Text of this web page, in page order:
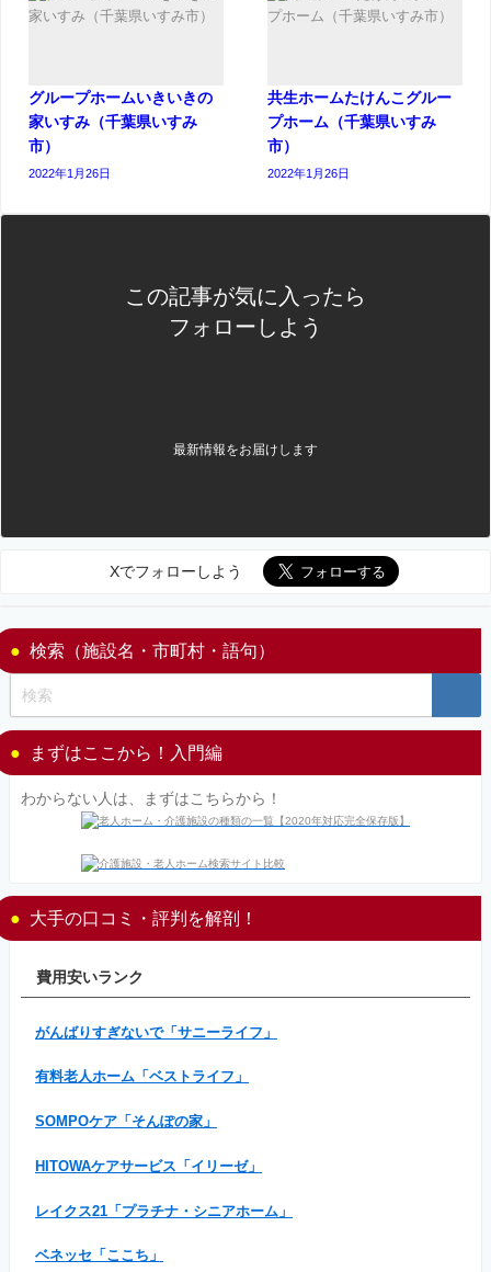
グループホームいきいきの
家いすみ（千葉県いすみ
市）
2022年1月26日
共生ホームたけんこグルー
プホーム（千葉県いすみ
市）
2022年1月26日
この記事が気に入ったら
フォローしよう
最新情報をお届けします
Xでフォローしよう
検索（施設名・市町村・語句）
まずはここから！入門編
わからない人は、まずはこちらから！
大手の口コミ・評判を解剖！
費用安いランク
がんばりすぎないで「サニーライフ」
有料老人ホーム「ベストライフ」
SOMPOケア「そんぽの家」
HITOWAケアサービス「イリーゼ」
レイクス21「プラチナ・シニアホーム」
ベネッセ「ここち」